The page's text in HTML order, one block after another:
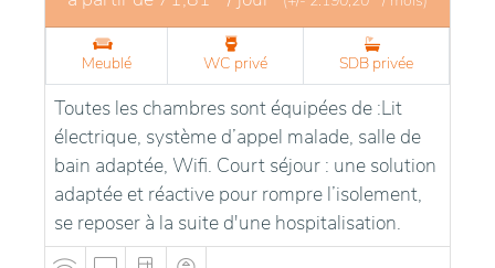
Meublé WC privé SDB privée
Toutes les chambres sont équipées de :Lit
électrique, système d’appel malade, salle de
bain adaptée, Wifi. Court séjour : une solution
adaptée et réactive pour rompre l’isolement,
se reposer à la suite d'une hospitalisation.